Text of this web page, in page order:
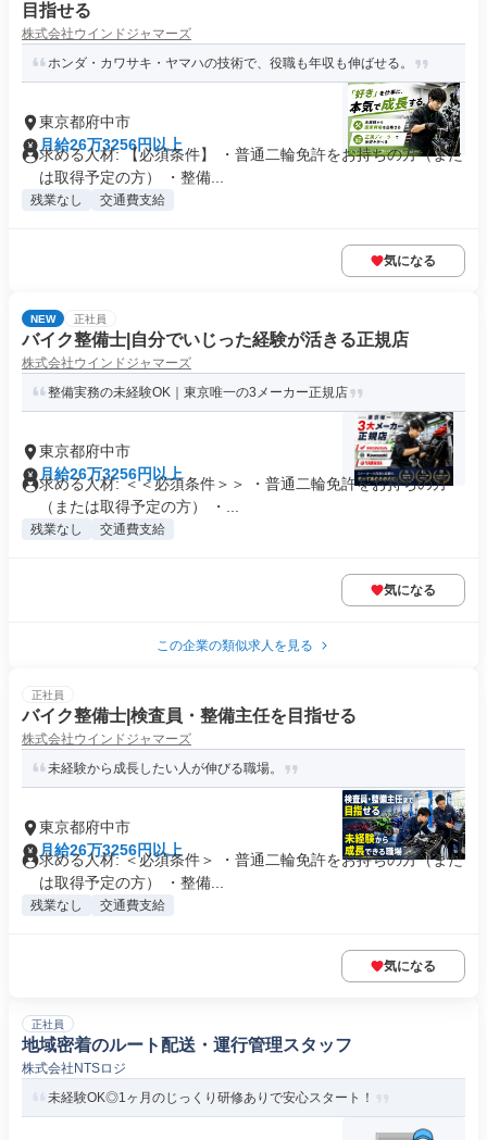
目指せる
株式会社ウインドジャマーズ
ホンダ・カワサキ・ヤマハの技術で、役職も年収も伸ばせる。
東京都府中市
月給26万3256円以上
求める人材: 【必須条件】 ・普通二輪免許をお持ちの方（また
は取得予定の方） ・整備...
残業なし 交通費支給
気になる
NEW 正社員
バイク整備士|自分でいじった経験が活きる正規店
株式会社ウインドジャマーズ
整備実務の未経験OK｜東京唯一の3メーカー正規店
東京都府中市
月給26万3256円以上
求める人材: ＜＜必須条件＞＞ ・普通二輪免許をお持ちの方
（または取得予定の方） ・...
残業なし 交通費支給
気になる
この企業の類似求人を見る
正社員
バイク整備士|検査員・整備主任を目指せる
株式会社ウインドジャマーズ
未経験から成長したい人が伸びる職場。
東京都府中市
月給26万3256円以上
求める人材: ＜必須条件＞ ・普通二輪免許をお持ちの方（また
は取得予定の方） ・整備...
残業なし 交通費支給
気になる
正社員
地域密着のルート配送・運行管理スタッフ
株式会社NTSロジ
未経験OK◎1ヶ月のじっくり研修ありで安心スタート！